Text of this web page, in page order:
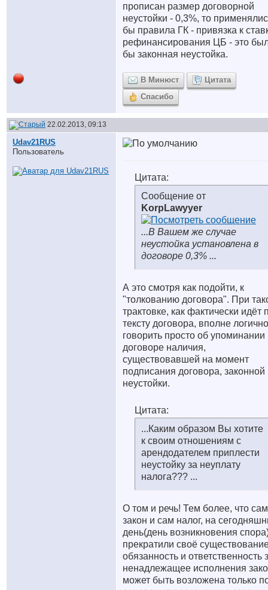
прописан размер договорной
неустойки - 0,3%, то
бы правила ГК - привязка к
рефинансирования ЦБ - это
бы законная неустойка.
В Минюст
Цитата
Спасибо
22.02.2013, 09:13
Udav21RUS
Пользователь
Цитата:
Сообщение от
KorpLawyyer
...В Вашем же случае
неустойка установлена в
договоре 0,3% ...
А это смотря как подойти, к
"толкованию договора". При
трактовке, как фактически идёт
тексту договора, вполне логично
говорить просто об упоминании
договоре наличия,
существовавшей на момент
подписания договора, законной
неустойки.
Цитата:
...Каким образом Вы хотите
к своим отношениям с
арендодателем приплести
неустойку за неуплату
налога??? ...
О том и речь! Тем более, что сам
закон и сам налог, на
день(день возникновения
прекратили своё
обязанность и ответственность
ненадлежащее исполнения
может быть возложена только